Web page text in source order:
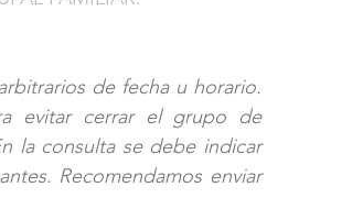
de fecha u horario.
evitar cerrar el grupo de
la consulta se debe indicar
Recomendamos enviar